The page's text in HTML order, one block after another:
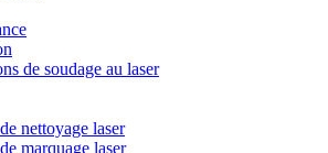
de soudage au laser
nettoyage laser
marquage laser